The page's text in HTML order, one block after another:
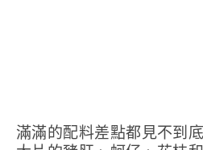
滿滿的配料差點都見不到